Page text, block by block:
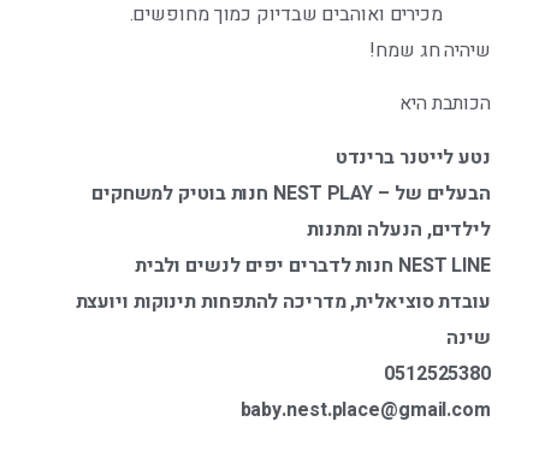
מכירים ואוהבים שבדיוק כמוך מחופשים.
שיהיה חג שמח!
הכותבת היא
נטע לייטנר ברינדט
הבעלים של – NEST PLAY חנות בוטיק למשחקים
לילדים, הנעלה ומתנות
NEST LINE חנות לדברים יפים לנשים ולבית
עובדת סוציאלית, מדריכה להתפחות תינוקות ויועצת
שינה
0512525380
baby.nest.place@gmail.com